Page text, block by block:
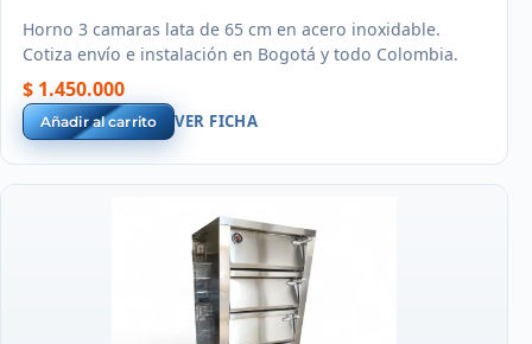
Horno 3 camaras lata de 65 cm en acero inoxidable.
Cotiza envío e instalación en Bogotá y todo Colombia.
$ 1.450.000
Añadir al carrito VER FICHA